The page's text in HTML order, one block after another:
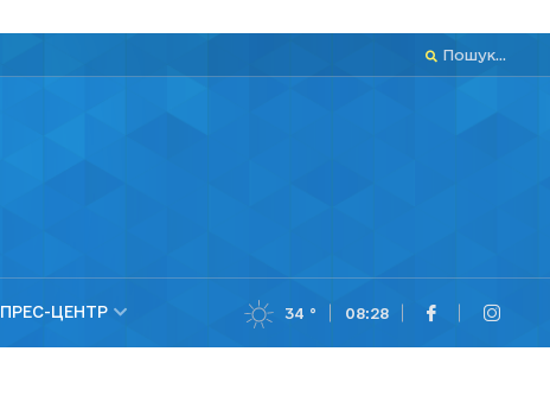
Пошук...
ПРЕС-ЦЕНТР 34 ° 08:28